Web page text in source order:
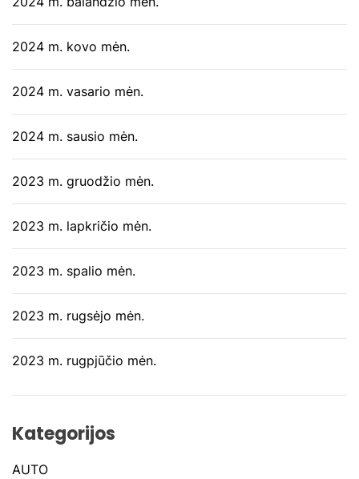
2024 m. kovo mėn.
2024 m. vasario mėn.
2024 m. sausio mėn.
2023 m. gruodžio mėn.
2023 m. lapkričio mėn.
2023 m. spalio mėn.
2023 m. rugsėjo mėn.
2023 m. rugpjūčio mėn.
Kategorijos
AUTO